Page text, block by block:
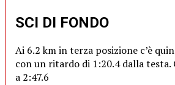
SCI DI FONDO
Ai 6.2 km in terza posizione c’è
con un ritardo di 1:20.4 dalla testa.
a 2:47.6